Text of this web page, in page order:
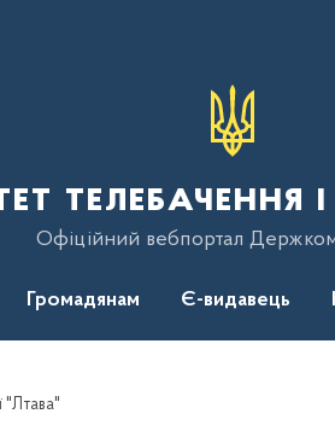
телебачення
Офіційний вебпортал
Громадянам Є-видавець
"Лтава"